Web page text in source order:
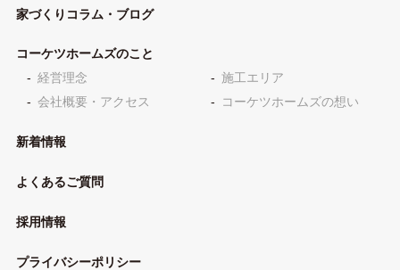
家づくりコラム・ブログ
コーケツホームズのこと
経営理念
施工エリア
会社概要・アクセス
コーケツホームズの想い
新着情報
よくあるご質問
採用情報
プライバシーポリシー